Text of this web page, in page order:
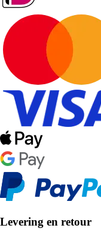
Levering en retour